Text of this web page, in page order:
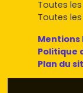
Toutes
Toutes
Mentions
Politique
Plan du